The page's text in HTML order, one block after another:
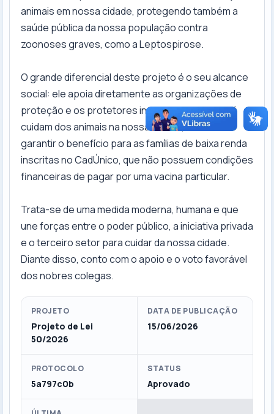
animais em nossa cidade, protegendo também a
saúde pública da nossa população contra
zoonoses graves, como a Leptospirose.
O grande diferencial deste projeto é o seu alcance
social: ele apoia diretamente as organizações de
proteção e os protetores independentes que já
cuidam dos animais na nossa cidade, além de
garantir o benefício para as famílias de baixa renda
inscritas no CadÚnico, que não possuem condições
financeiras de pagar por uma vacina particular.
Trata-se de uma medida moderna, humana e que
une forças entre o poder público, a iniciativa privada
e o terceiro setor para cuidar da nossa cidade.
Diante disso, conto com o apoio e o voto favorável
dos nobres colegas.
PROJETO
Projeto de Lei
50/2026
DATA DE PUBLICAÇÃO
15/06/2026
PROTOCOLO
5a797c0b
STATUS
Aprovado